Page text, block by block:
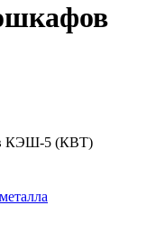
КЭШ-5 (КВТ)